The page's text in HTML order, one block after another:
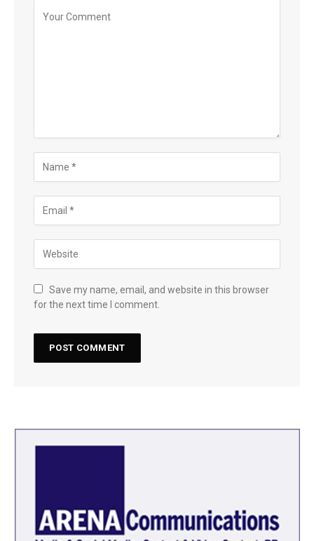
Save my name, email, and website in this browser
for the next time I comment.